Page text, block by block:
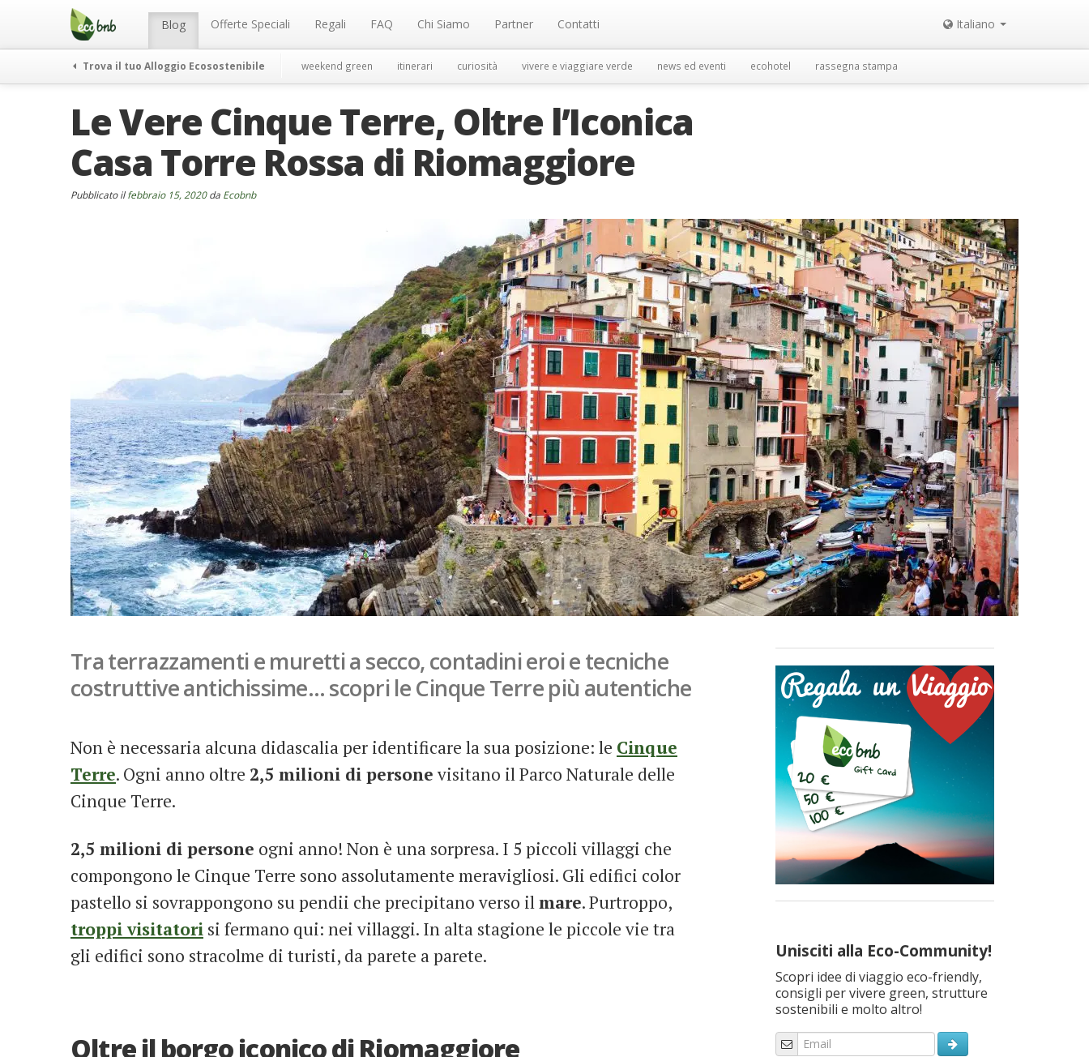
Menu Blog Offerte Speciali Regali FAQ Chi Siamo Partner Contatti Italiano
Trova il tuo Alloggio Ecosostenibile weekend green itinerari curiosità vivere e viaggiare verde news ed eventi ecohotel rassegna stampa
Le Vere Cinque Terre, Oltre l’Iconica
Casa Torre Rossa di Riomaggiore
Pubblicato ilfebbraio 15, 2020da Ecobnb
Tra terrazzamenti e muretti a secco, contadini eroi e tecniche
costruttive antichissime… scopri le Cinque Terre più autentiche
Non è necessaria alcuna didascalia per identificare la sua posizione: le Cinque
Terre. Ogni anno oltre 2,5 milioni di personevisitano il Parco Naturale delle
Cinque Terre.
2,5 milioni di persone ogni anno! Non è una sorpresa. I 5 piccoli villaggi che
compongono le Cinque Terre sono assolutamente meravigliosi. Gli edifici color
pastello si sovrappongono su pendii che precipitano verso ilmare. Purtroppo,
troppi visitatori si fermano qui: nei villaggi. In alta stagione le piccole vie tra
gli edifici sono stracolme di turisti, da parete a parete.
Oltre il borgo iconico di Riomaggiore
Unisciti alla Eco-Community!
Scopri idee di viaggio eco-friendly,
consigli per vivere green, strutture
sostenibili e molto altro!